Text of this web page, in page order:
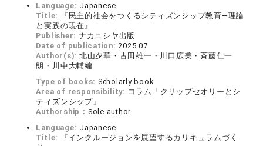
Language: Japanese
Title:
『民主的社会をつくるシティズンシップ教育―理論
と実践の現在』
Publisher: ナカニシヤ出版
Date of publication:2025.07
Author(s): 北山夕華・古田雄一・川口広美・斉藤仁一
朗・川中大輔編
Type of books: Scholarly book
Area of responsibility: コラム「クリップセオリーとシ
ティズンシップ」
Authorship： Sole author
Language: Japanese
Title:
『インクルージョンを展望するカリキュラムづく